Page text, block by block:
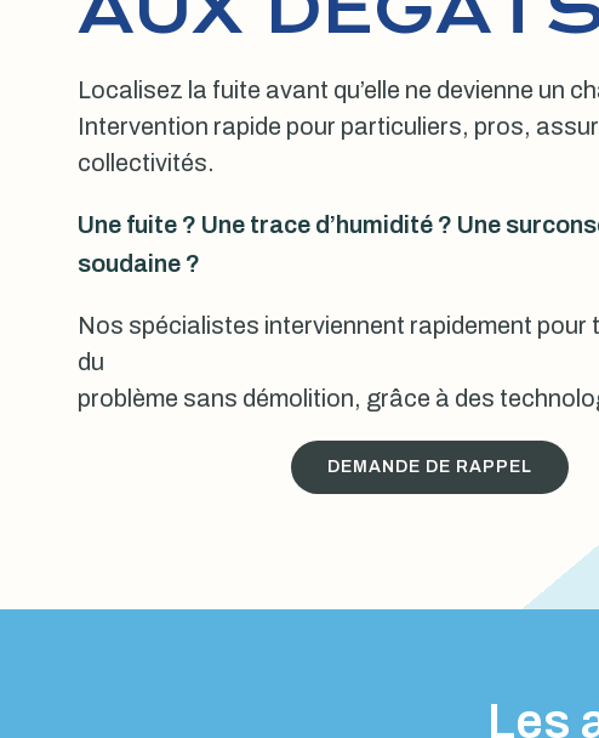
Localisez la fuite avant qu’elle ne devienne un
Intervention rapide pour particuliers, pros,
collectivités.
Une fuite ? Une trace d’humidité ? Une
soudaine ?
Nos spécialistes interviennent rapidement pour
du
problème sans démolition, grâce à des
DEMANDE DE RAPPEL
Les